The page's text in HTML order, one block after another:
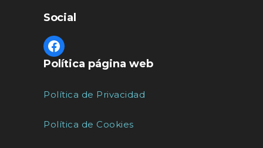
Social
Política página web
Política de Privacidad
Política de Cookies